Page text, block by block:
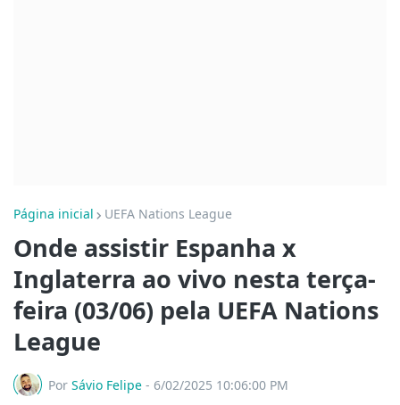
Página inicial UEFA Nations League
Onde assistir Espanha x
Inglaterra ao vivo nesta terça-
feira (03/06) pela UEFA Nations
League
Por Sávio Felipe - 6/02/2025 10:06:00 PM